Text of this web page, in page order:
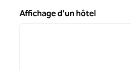
Affichage d'un hôtel
Affichage d'un hôtel
1 sur 12